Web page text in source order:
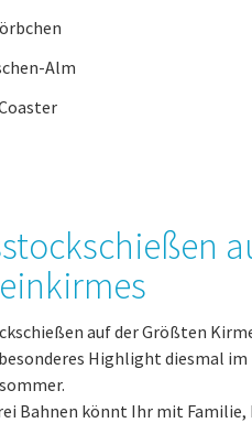
Alm
auf der Größten
Highlight diesmal im
Bahnen könnt Ihr mit Familie,